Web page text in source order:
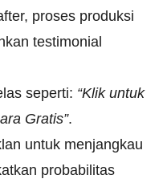
proses produksi
testimonial
seperti: “Klik untuk
Gratis”.
untuk menjangkau
probabilitas